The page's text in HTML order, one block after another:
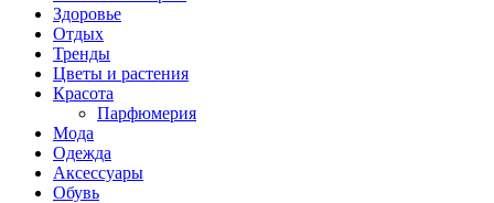
Здоровье
Отдых
Тренды
Цветы и растения
Красота
Парфюмерия
Мода
Одежда
Аксессуары
Обувь